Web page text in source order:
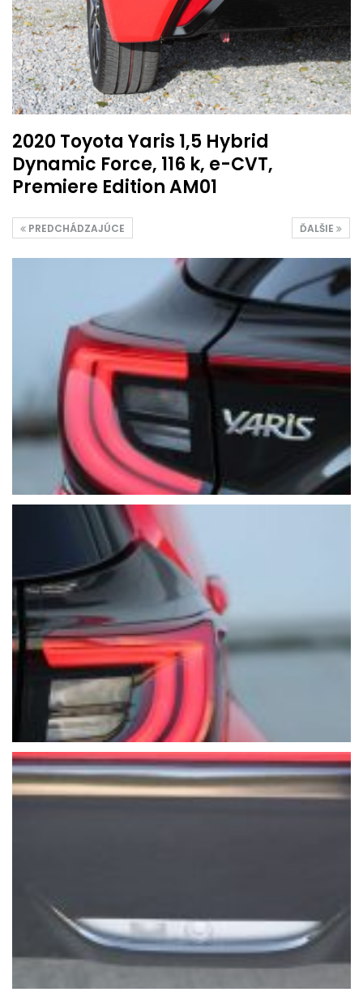
2020 Toyota Yaris 1,5 Hybrid
Dynamic Force, 116 k, e-CVT,
Premiere Edition AM01
ĎALŠIE
PREDCHÁDZAJÚCE